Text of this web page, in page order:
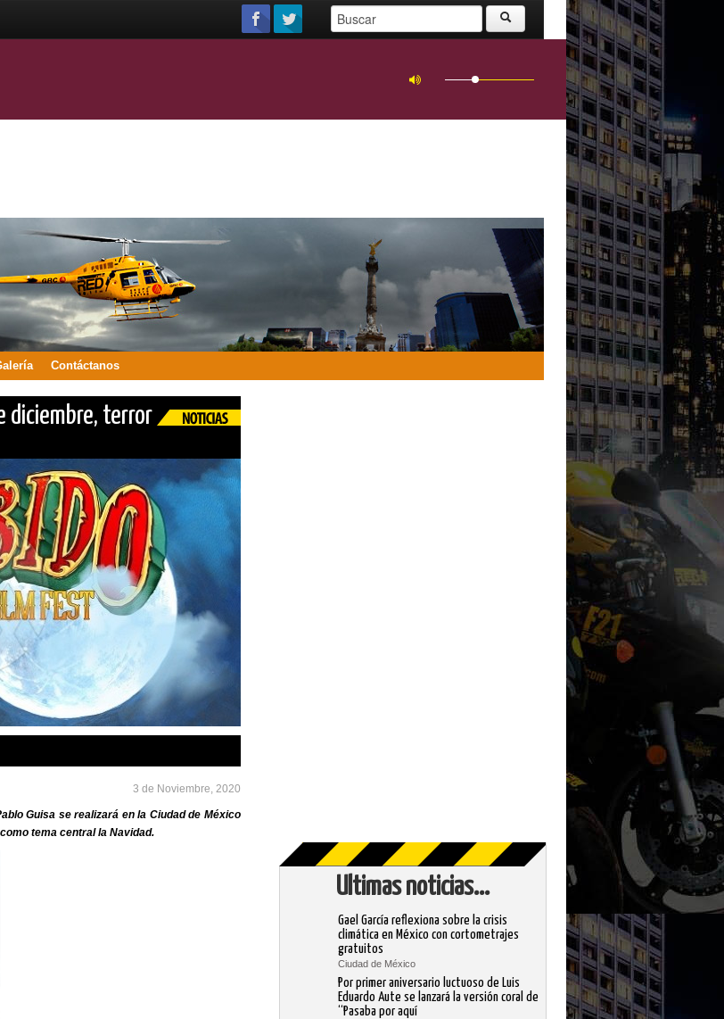
Contáctanos
diciembre, terror
3 de Noviembre, 2020
Guisa se realizará en la Ciudad de México
tema central la Navidad.
Ultimas noticias...
Gael García reflexiona sobre la crisis
climática en México con cortometrajes
gratuitos
Ciudad de México
Por primer aniversario luctuoso de Luis
Eduardo Aute se lanzará la versión coral de
“Pasaba por aquí